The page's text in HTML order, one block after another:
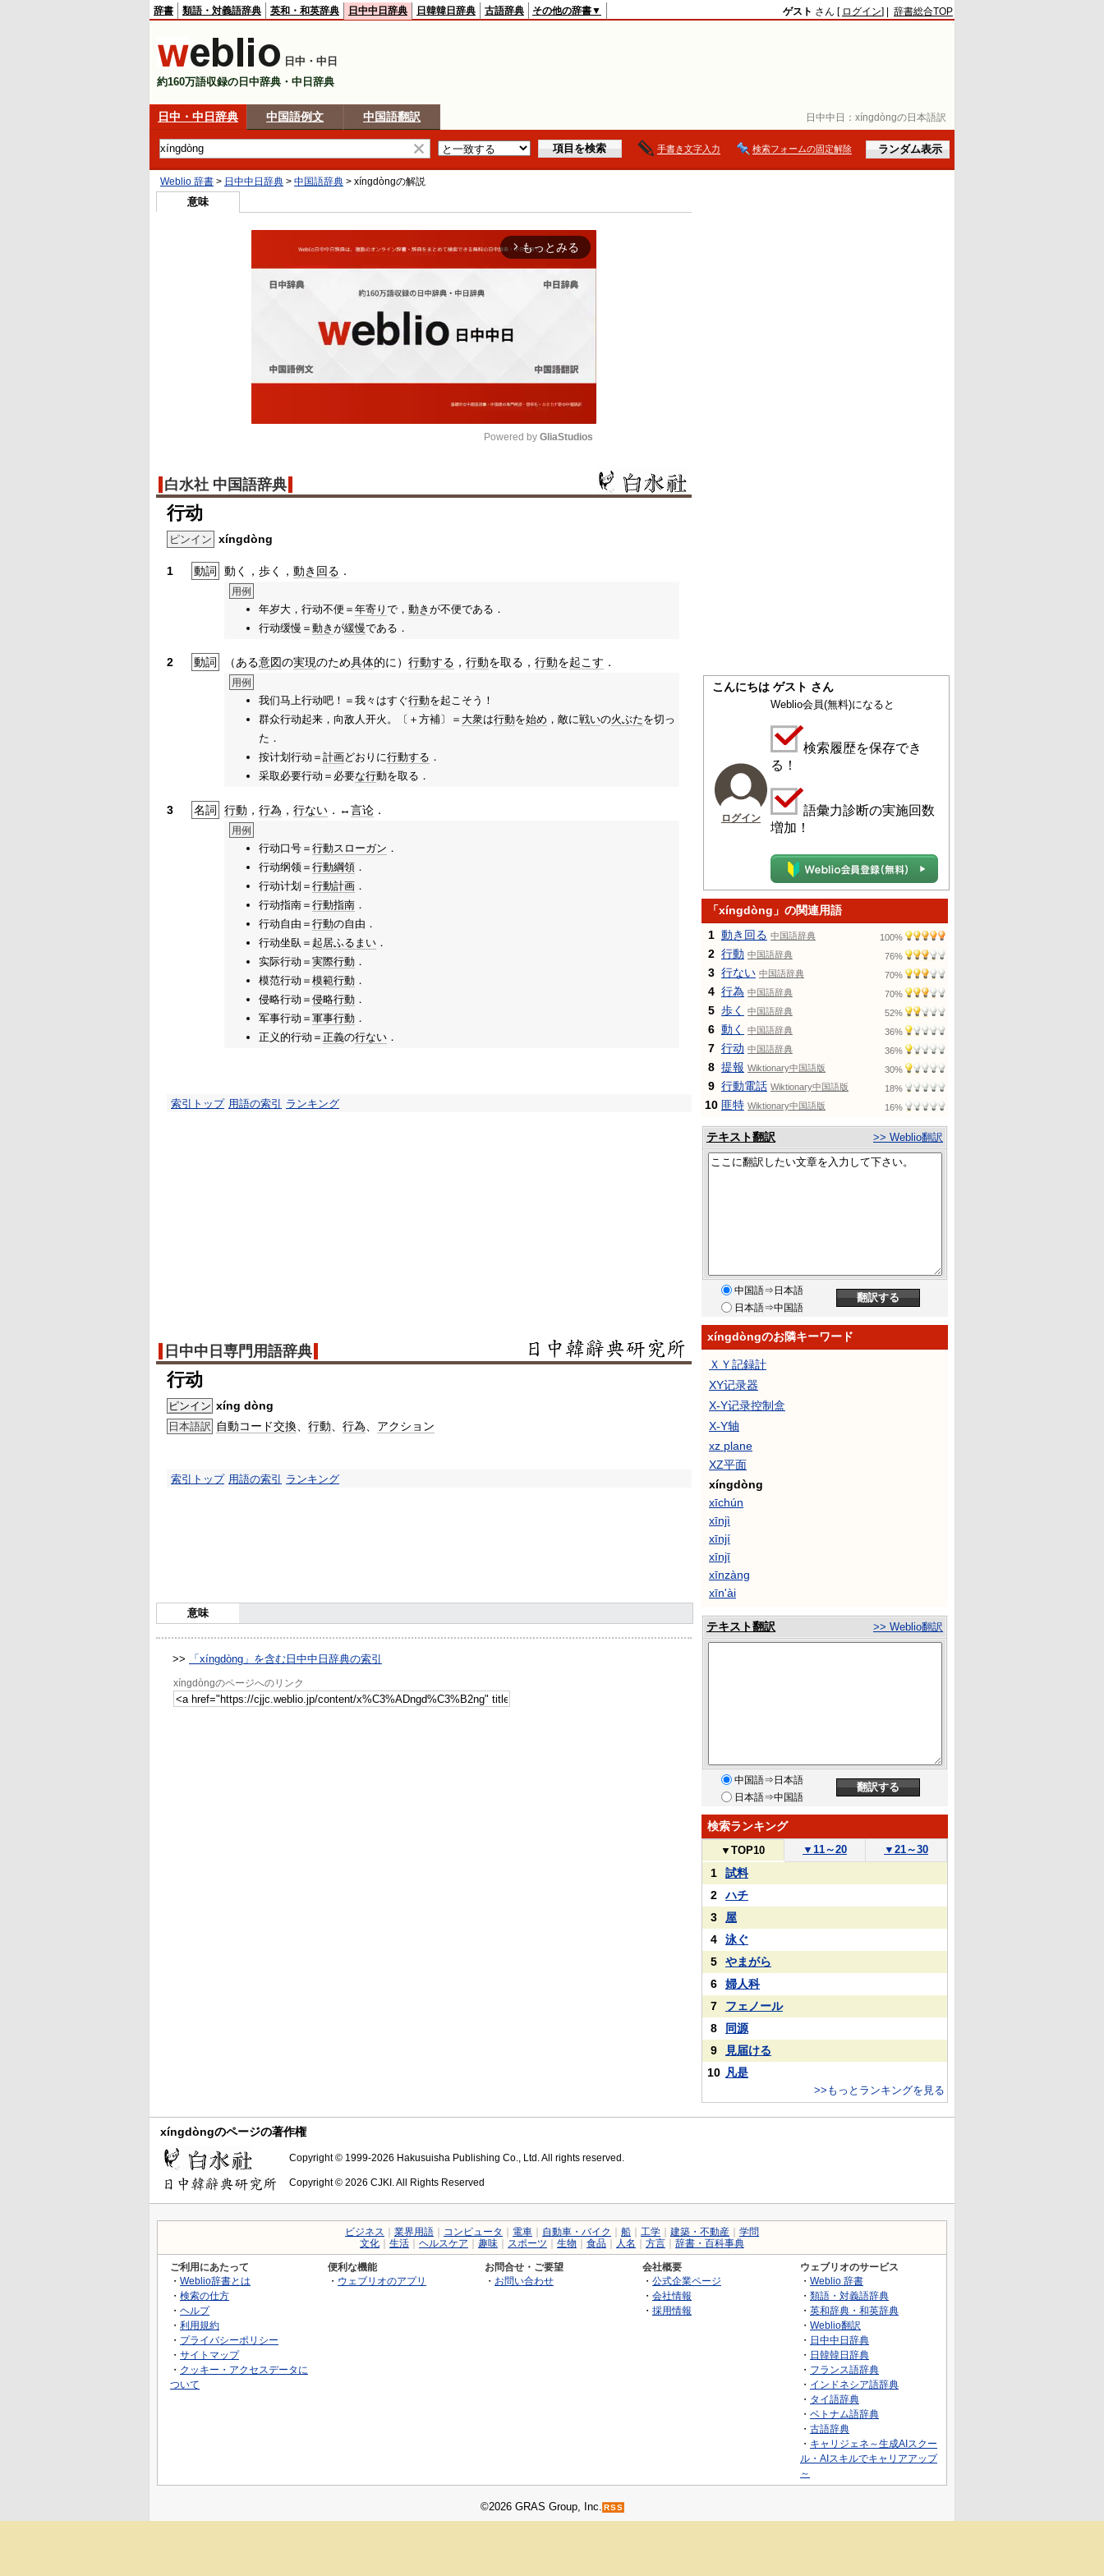
日中中日： xíngdòngの日本語訳
辞書 類語・対義語辞典 英和・和英辞典 日中中日辞典 日韓韓日辞典 古語辞典 その他の辞書▼ ゲスト さん [ ログイン] | 辞書総合TOP
日中・中日
約160万語収録の日中辞典・中日辞典
日中・中日辞典 中国語例文 中国語翻訳
手書き文字入力 検索フォームの固定解除
Weblio 辞書 > 日中中日辞典 > 中国語辞典 > xíngdòngの解説
意味
arrow_forward_ios もっとみる
Powered by GliaStudios
白水社 中国語辞典
行动
ピンイン xíngdòng
1 動詞 動く，歩く， 動き回る ．
用例
年岁大，行动不便＝ 年寄り で， 動き が不便である．
行动缓慢＝ 動き が緩慢である．
2 動詞 （ある意図の実現のため具体的に） 行動する ， 行動を取る， 行動を起こす ．
用例
我们马上行动吧！＝我々はすぐ行動を起こそう！
群众行动起来，向敌人开火。〔＋方補〕＝ 大衆は行動を始め ，敵に戦いの火ぶたを切っ
た．
按计划行动＝ 計画どおりに行動する ．
采取必要行动＝必要な行動を取る．
3 名詞 行動 ， 行為 ， 行ない ．↔言论 ．
用例
行动口号＝ 行動スローガン ．
行动纲领＝ 行動綱領 ．
行动计划＝ 行動計画 ．
行动指南＝ 行動指南 ．
行动自由＝ 行動の自由．
行动坐臥＝ 起居ふるまい ．
实际行动＝ 実際行動 ．
模范行动＝ 模範行動 ．
侵略行动＝ 侵略行動 ．
军事行动＝ 軍事行動 ．
正义的行动＝ 正義の行ない ．
索引トップ 用語の索引 ランキング
日中中日専門用語辞典
行动
ピンイン xíng dòng
日本語訳 自動コード交換 行動 行為 アクション
索引トップ 用語の索引 ランキング
意味
>> 「xíngdòng」を含む日中中日辞典の索引
xíngdòngのページへのリンク
こんにちは ゲスト さん
ログイン
Weblio会員(無料)になると
検索履歴を保存でき
る！
語彙力診断の実施回数
増加！
「xíngdòng」の関連用語
1 動き回る 中国語辞典 100%
2 行動 中国語辞典 76%
3 行ない 中国語辞典 70%
4 行為 中国語辞典 70%
5 歩く 中国語辞典 52%
6 動く 中国語辞典 36%
7 行动 中国語辞典 36%
8 提報 Wiktionary中国語版 30%
9 行動電話 Wiktionary中国語版 18%
10 匪特 Wiktionary中国語版 16%
テキスト翻訳 >> Weblio翻訳
中国語⇒日本語
日本語⇒中国語
xíngdòngのお隣キーワード
ＸＹ記録計
XY记录器
X-Y记录控制盒
X-Y轴
xz plane
XZ平面
xíngdòng
xīchún
xīnjì
xīnjí
xīnjī
xīnzàng
xīn'ài
テキスト翻訳 >> Weblio翻訳
中国語⇒日本語
日本語⇒中国語
検索ランキング
▼ TOP10 ▼ 11～20 ▼ 21～30
1
試料
2
ハチ
3
屋
4
泳ぐ
5
やまがら
6
婦人科
7
フェノール
8
同源
9
見届ける
10 凡是
>>もっとランキングを見る
xíngdòngのページの著作権
Copyright © 1999-2026 Hakusuisha Publishing Co., Ltd. All rights reserved.
Copyright © 2026 CJKI. All Rights Reserved
ビジネス 業界用語 コンピュータ 電車 自動車・バイク 船 工学 建築・不動産
学問
文化
生活 ヘルスケア 趣味 スポーツ 生物 食品 人名 方言 辞書・百科事典
ご利用にあたって
・ Weblio辞書とは
・ 検索の仕方
・ ヘルプ
・ 利用規約
・ プライバシーポリシー
・ サイトマップ
・ クッキー・アクセスデータに
ついて
便利な機能
・ ウェブリオのアプリ
お問合せ・ご要望
・ お問い合わせ
会社概要
・ 公式企業ページ
・ 会社情報
・ 採用情報
ウェブリオのサービス
・ Weblio 辞書
・ 類語・対義語辞典
・ 英和辞典・和英辞典
・ Weblio翻訳
・ 日中中日辞典
・ 日韓韓日辞典
・ フランス語辞典
・ インドネシア語辞典
・ タイ語辞典
・ ベトナム語辞典
・ 古語辞典
・ キャリジェネ～生成AIスクー
ル・AIスキルでキャリアアップ
～
©2026 GRAS Group, Inc. RSS